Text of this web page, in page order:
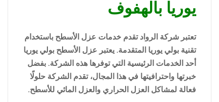
يوريا بالهفوف
تعتبر شركة الرواد تقدم خدمات عزل الأسطح باستخدام
تقنية بولي يوريا المتقدمة. يعتبر عزل الأسطح بولي يوريا
أحد الخدمات الرئيسية التي توفرها هذه الشركة. بفضل
خبرتها واحترافيتها في هذا المجال، تقدم الشركة حلولًا
فعالة لمشاكل العزل الحراري والعزل المائي للأسطح.